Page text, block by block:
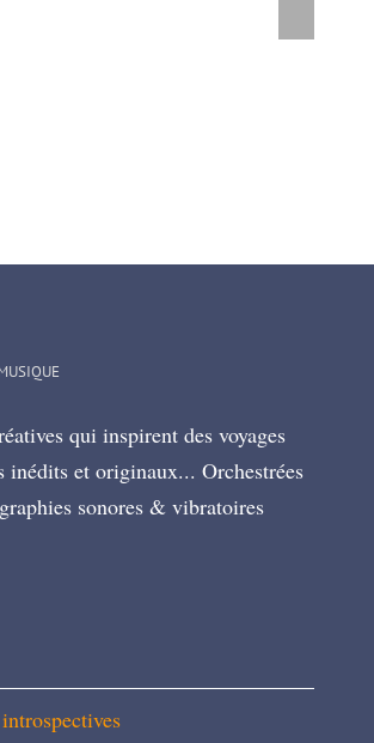
qui inspirent des voyages
inédits et originaux... Orchestrées
sonores & vibratoires